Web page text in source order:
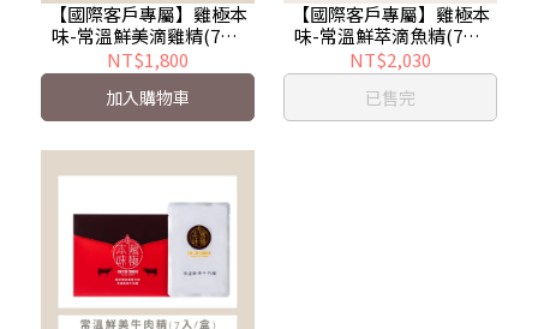
【國際客戶專屬】雞極本
味-常溫鮮美滴雞精(7入/
盒)
NT$1,800
加入購物車
【國際客戶專屬】雞極本
味-常溫鮮萃滴魚精(7入/
盒)
NT$2,030
已售完